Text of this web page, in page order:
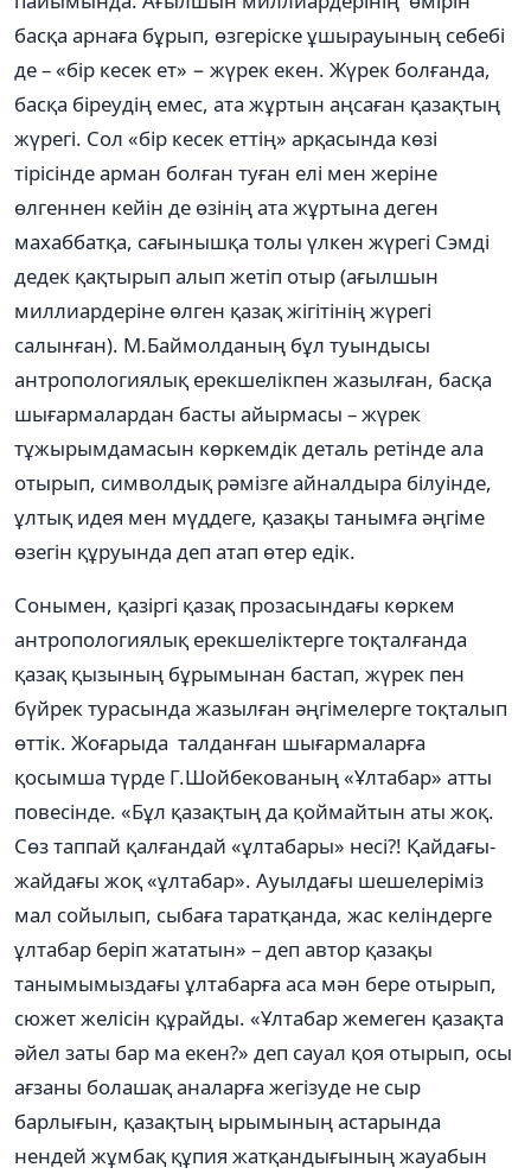
басқа арнаға бұрып, өзгеріске ұшырауының себебі
де – «бір кесек ет» − жүрек екен. Жүрек болғанда,
басқа біреудің емес, ата жұртын аңсаған қазақтың
жүрегі. Сол «бір кесек еттің» арқасында көзі
тірісінде арман болған туған елі мен жеріне
өлгеннен кейін де өзінің ата жұртына деген
махаббатқа, сағынышқа толы үлкен жүрегі Сэмді
дедек қақтырып алып жетіп отыр (ағылшын
миллиардеріне өлген қазақ жігітінің жүрегі
салынған). М.Баймолданың бұл туындысы
антропологиялық ерекшелікпен жазылған, басқа
шығармалардан басты айырмасы – жүрек
тұжырымдамасын көркемдік деталь ретінде ала
отырып, символдық рәмізге айналдыра білуінде,
ұлтық идея мен мүддеге, қазақы танымға әңгіме
өзегін құруында деп атап өтер едік.
Сонымен, қазіргі қазақ прозасындағы көркем
антропологиялық ерекшеліктерге тоқталғанда
қазақ қызының бұрымынан бастап, жүрек пен
бүйрек турасында жазылған әңгімелерге тоқталып
өттік. Жоғарыда талданған шығармаларға
қосымша түрде Г.Шойбекованың «Ұлтабар» атты
повесінде. «Бұл қазақтың да қоймайтын аты жоқ.
Сөз таппай қалғандай «ұлтабары» несі?! Қайдағы-
жайдағы жоқ «ұлтабар». Ауылдағы шешелеріміз
мал сойылып, сыбаға таратқанда, жас келіндерге
ұлтабар беріп жататын» – деп автор қазақы
танымымыздағы ұлтабарға аса мән бере отырып,
сюжет желісін құрайды. «Ұлтабар жемеген қазақта
әйел заты бар ма екен?» деп сауал қоя отырып, осы
ағзаны болашақ аналарға жегізуде не сыр
барлығын, қазақтың ырымының астарында
нендей жұмбақ құпия жатқандығының жауабын